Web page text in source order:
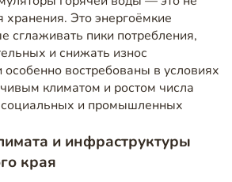
хранения. Это энергоёмкие
сглаживать пики потребления,
и снижать износ
востребованы в условиях
климатом и ростом числа
социальных и промышленных
и инфраструктуры
края